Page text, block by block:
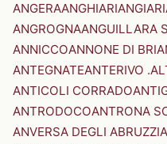
ANGERAANGHIARIANGIARI
ANGROGNAANGUILLARA
ANNICCOANNONE DI
ANTEGNATEANTERIVO
ANTICOLI CORRADO
ANTRODOCOANTRONA
ANVERSA DEGLI ABRUZZI